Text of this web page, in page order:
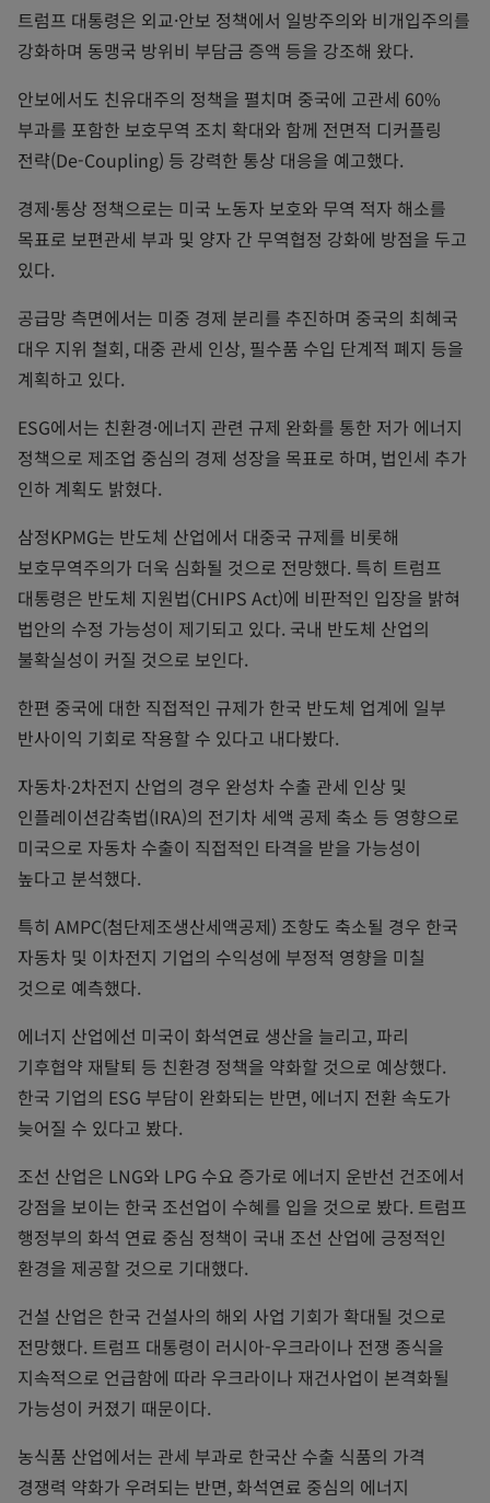
트럼프 대통령은 외교·안보 정책에서 일방주의와 비개입주의를
강화하며 동맹국 방위비 부담금 증액 등을 강조해 왔다.
안보에서도 친유대주의 정책을 펼치며 중국에 고관세 60%
부과를 포함한 보호무역 조치 확대와 함께 전면적 디커플링
전략(De-Coupling) 등 강력한 통상 대응을 예고했다.
경제·통상 정책으로는 미국 노동자 보호와 무역 적자 해소를
목표로 보편관세 부과 및 양자 간 무역협정 강화에 방점을 두고
있다.
공급망 측면에서는 미중 경제 분리를 추진하며 중국의 최혜국
대우 지위 철회, 대중 관세 인상, 필수품 수입 단계적 폐지 등을
계획하고 있다.
ESG에서는 친환경·에너지 관련 규제 완화를 통한 저가 에너지
정책으로 제조업 중심의 경제 성장을 목표로 하며, 법인세 추가
인하 계획도 밝혔다.
삼정KPMG는 반도체 산업에서 대중국 규제를 비롯해
보호무역주의가 더욱 심화될 것으로 전망했다. 특히 트럼프
대통령은 반도체 지원법(CHIPS Act)에 비판적인 입장을 밝혀
법안의 수정 가능성이 제기되고 있다. 국내 반도체 산업의
불확실성이 커질 것으로 보인다.
한편 중국에 대한 직접적인 규제가 한국 반도체 업계에 일부
반사이익 기회로 작용할 수 있다고 내다봤다.
자동차∙2차전지 산업의 경우 완성차 수출 관세 인상 및
인플레이션감축법(IRA)의 전기차 세액 공제 축소 등 영향으로
미국으로 자동차 수출이 직접적인 타격을 받을 가능성이
높다고 분석했다.
특히 AMPC(첨단제조생산세액공제) 조항도 축소될 경우 한국
자동차 및 이차전지 기업의 수익성에 부정적 영향을 미칠
것으로 예측했다.
에너지 산업에선 미국이 화석연료 생산을 늘리고, 파리
기후협약 재탈퇴 등 친환경 정책을 약화할 것으로 예상했다.
한국 기업의 ESG 부담이 완화되는 반면, 에너지 전환 속도가
늦어질 수 있다고 봤다.
조선 산업은 LNG와 LPG 수요 증가로 에너지 운반선 건조에서
강점을 보이는 한국 조선업이 수혜를 입을 것으로 봤다. 트럼프
행정부의 화석 연료 중심 정책이 국내 조선 산업에 긍정적인
환경을 제공할 것으로 기대했다.
건설 산업은 한국 건설사의 해외 사업 기회가 확대될 것으로
전망했다. 트럼프 대통령이 러시아-우크라이나 전쟁 종식을
지속적으로 언급함에 따라 우크라이나 재건사업이 본격화될
가능성이 커졌기 때문이다.
농식품 산업에서는 관세 부과로 한국산 수출 식품의 가격
경쟁력 약화가 우려되는 반면, 화석연료 중심의 에너지